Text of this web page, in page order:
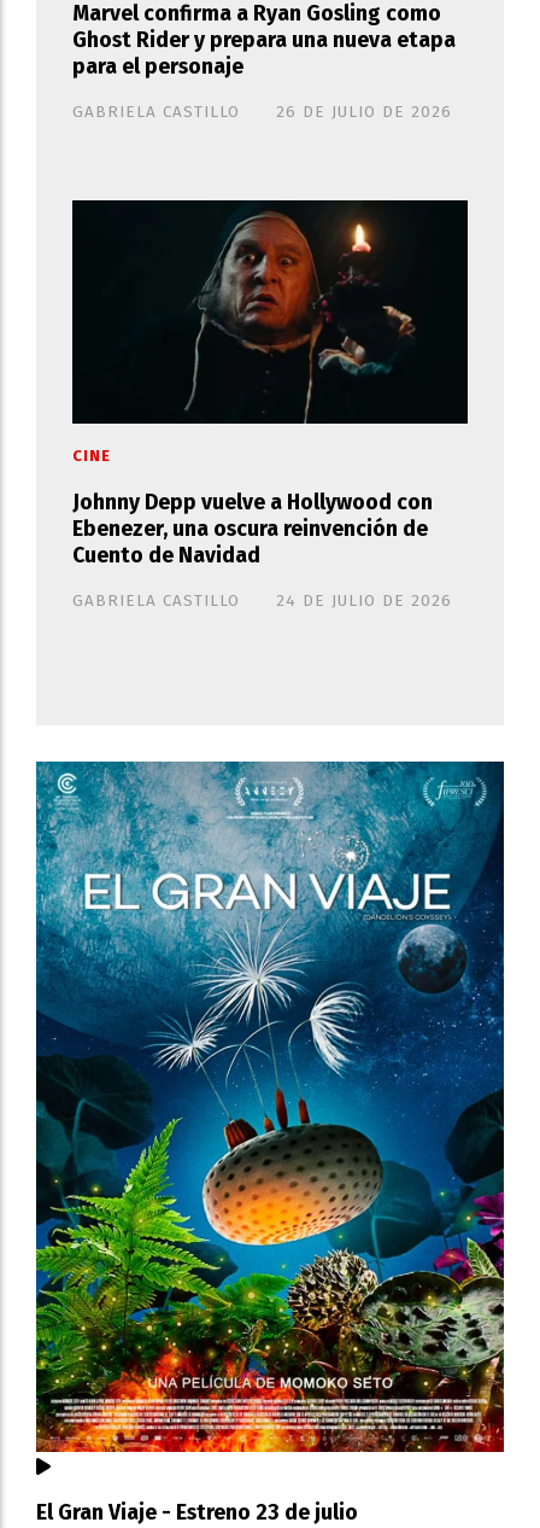
Marvel confirma a Ryan Gosling como
Ghost Rider y prepara una nueva etapa
para el personaje
GABRIELA CASTILLO 26 DE JULIO DE 2026
Johnny Depp vuelve a Hollywood con
Ebenezer, una oscura reinvención de
Cuento de Navidad
GABRIELA CASTILLO
CINE
24 DE JULIO DE 2026
El Gran Viaje - Estreno 23 de julio